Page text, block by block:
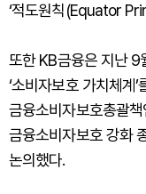
‘적도원칙(Equator
또한 KB금융은 지난 9
‘소비자보호 가치체계
금융소비자보호총괄
금융소비자보호 강화
논의했다.